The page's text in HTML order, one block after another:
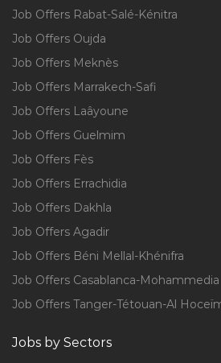
Job Offers Rabat-Salé-Kénitra
Job Offers Oujda
Job Offers Meknès
Job Offers Marrakech-Safi
Job Offers Laâyoune
Job Offers Guelmim
Job Offers Fès
Job Offers Errachidia
Job Offers Dakhla
Job Offers Agadir
Job Offers Béni Mellal-Khénifra
Job Offers Casablanca-Mohammedia
Job Offers Tanger-Tétouan-Al
Jobs by Sectors